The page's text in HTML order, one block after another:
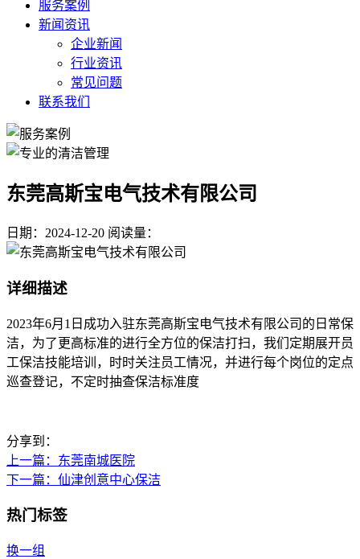
服务案例
新闻资讯
企业新闻
行业资讯
常见问题
联系我们
东莞高斯宝电气技术有限公司
日期：2024-12-20 阅读量：
详细描述
2023年6月1日成功入驻东莞高斯宝电气技术有限公司的日常保
洁，为了更高标准的进行全方位的保洁打扫，我们定期展开员
工保洁技能培训，时时关注员工情况，并进行每个岗位的定点
巡查登记，不定时抽查保洁标准度
分享到：
上一篇 ：东莞南城医院
下一篇 ：仙津创意中心保洁
热门标签
换一组